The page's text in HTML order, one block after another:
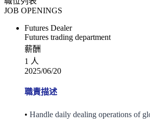
JOB OPENINGS
Futures Dealer
Futures trading department
薪酬
1 人
2025/06/20
職責描述
• Handle daily dealing operations of